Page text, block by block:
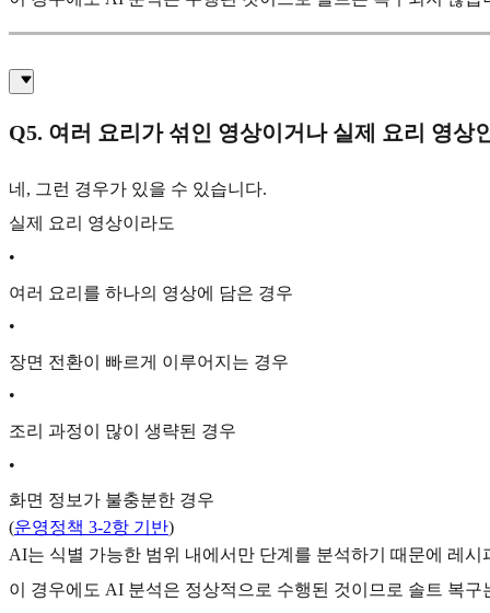
Q5. 여러 요리가 섞인 영상이거나 실제 요리 영
네, 그런 경우가 있을 수 있습니다.
실제 요리 영상이라도
•
여러 요리를 하나의 영상에 담은 경우
•
장면 전환이 빠르게 이루어지는 경우
•
조리 과정이 많이 생략된 경우
•
화면 정보가 불충분한 경우
(운영정책 3-2항 기반)
AI는 식별 가능한 범위 내에서만 단계를 분석하기 때문에 레
이 경우에도 AI 분석은 정상적으로 수행된 것이므로 솔트 복구